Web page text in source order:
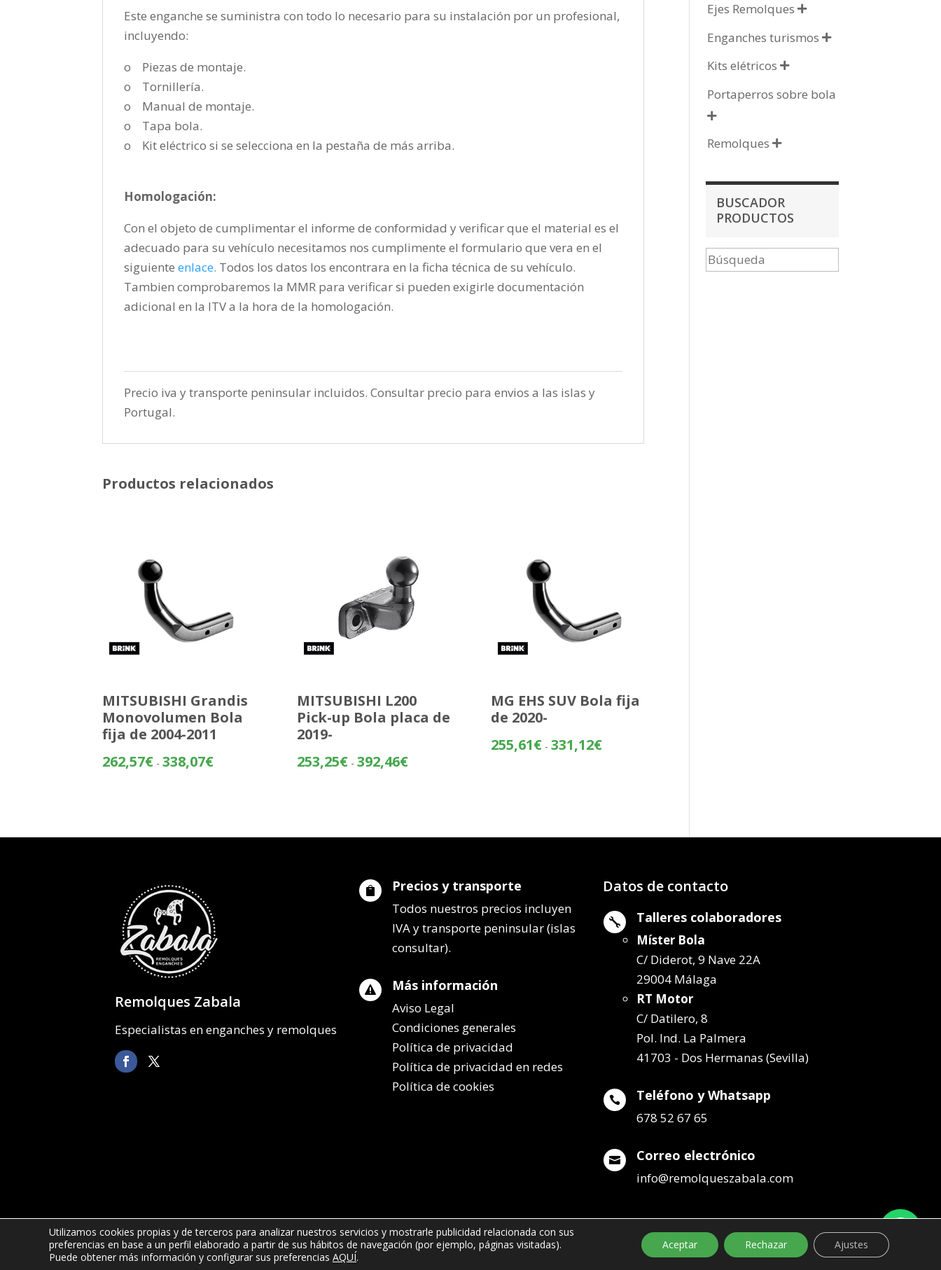
Este enganche se suministra con todo lo necesario para su instalación por un profesional,
incluyendo:
o Piezas de montaje.
o Tornillería.
o Manual de montaje.
o Tapa bola.
o Kit eléctrico si se selecciona en la pestaña de más arriba.
Homologación:
Con el objeto de cumplimentar el informe de conformidad y verificar que el material es el
adecuado para su vehículo necesitamos nos cumplimente el formulario que vera en el
siguienteenlace. Todos los datos los encontrara en la ficha técnica de su vehículo.
Tambien comprobaremos la MMR para verificar si pueden exigirle documentación
adicional en la ITV a la hora de la homologación.
Precio iva y transporte peninsular incluidos. Consultar precio para envios a las islas y
Portugal.
Productos relacionados
MITSUBISHI Grandis
Monovolumen Bola
fija de 2004-2011
262,57€ - 338,07€Rango
hasta
MITSUBISHI L200
Pick-up Bola placa de
2019-
253,25€ - 392,46€Rango
hasta
MG EHS SUV Bola fija
de 2020-
255,61€ - 331,12€Rango
331,12€
Ejes Remolques 
Enganches turismos 
Kits elétricos 
Portaperros sobre bola

Remolques 
BUSCADOR
PRODUCTOS
Remolques Zabala
Especialistas en enganches y remolques
 Precios y transporte
Todos nuestros precios incluyen
IVA y transporte peninsular (islas
consultar).
 Más información
Aviso Legal
Condiciones generales
Política de privacidad
Política de privacidad en redes
Política de cookies
Datos de contacto
 Talleres colaboradores
Míster Bola
C/ Diderot, 9 Nave 22A
29004 Málaga
RT Motor
C/ Datilero, 8
Pol. Ind. La Palmera
41703 - Dos Hermanas (Sevilla)
 Teléfono y Whatsapp
678 52 67 65
 Correo electrónico
info@remolqueszabala.com
©2022 Remolques Zabala | 678 52 67 65 - info@remolqueszabala.com
Utilizamos cookies propias y de terceros para analizar nuestros servicios y mostrarle publicidad relacionada con sus
preferencias en base a un perfil elaborado a partir de sus hábitos de navegación (por ejemplo, páginas visitadas).
Puede obtener más información y configurar sus preferencias AQUÍ.
Aceptar Rechazar Ajustes